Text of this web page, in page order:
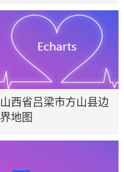
山西省吕梁市方山县边
界地图